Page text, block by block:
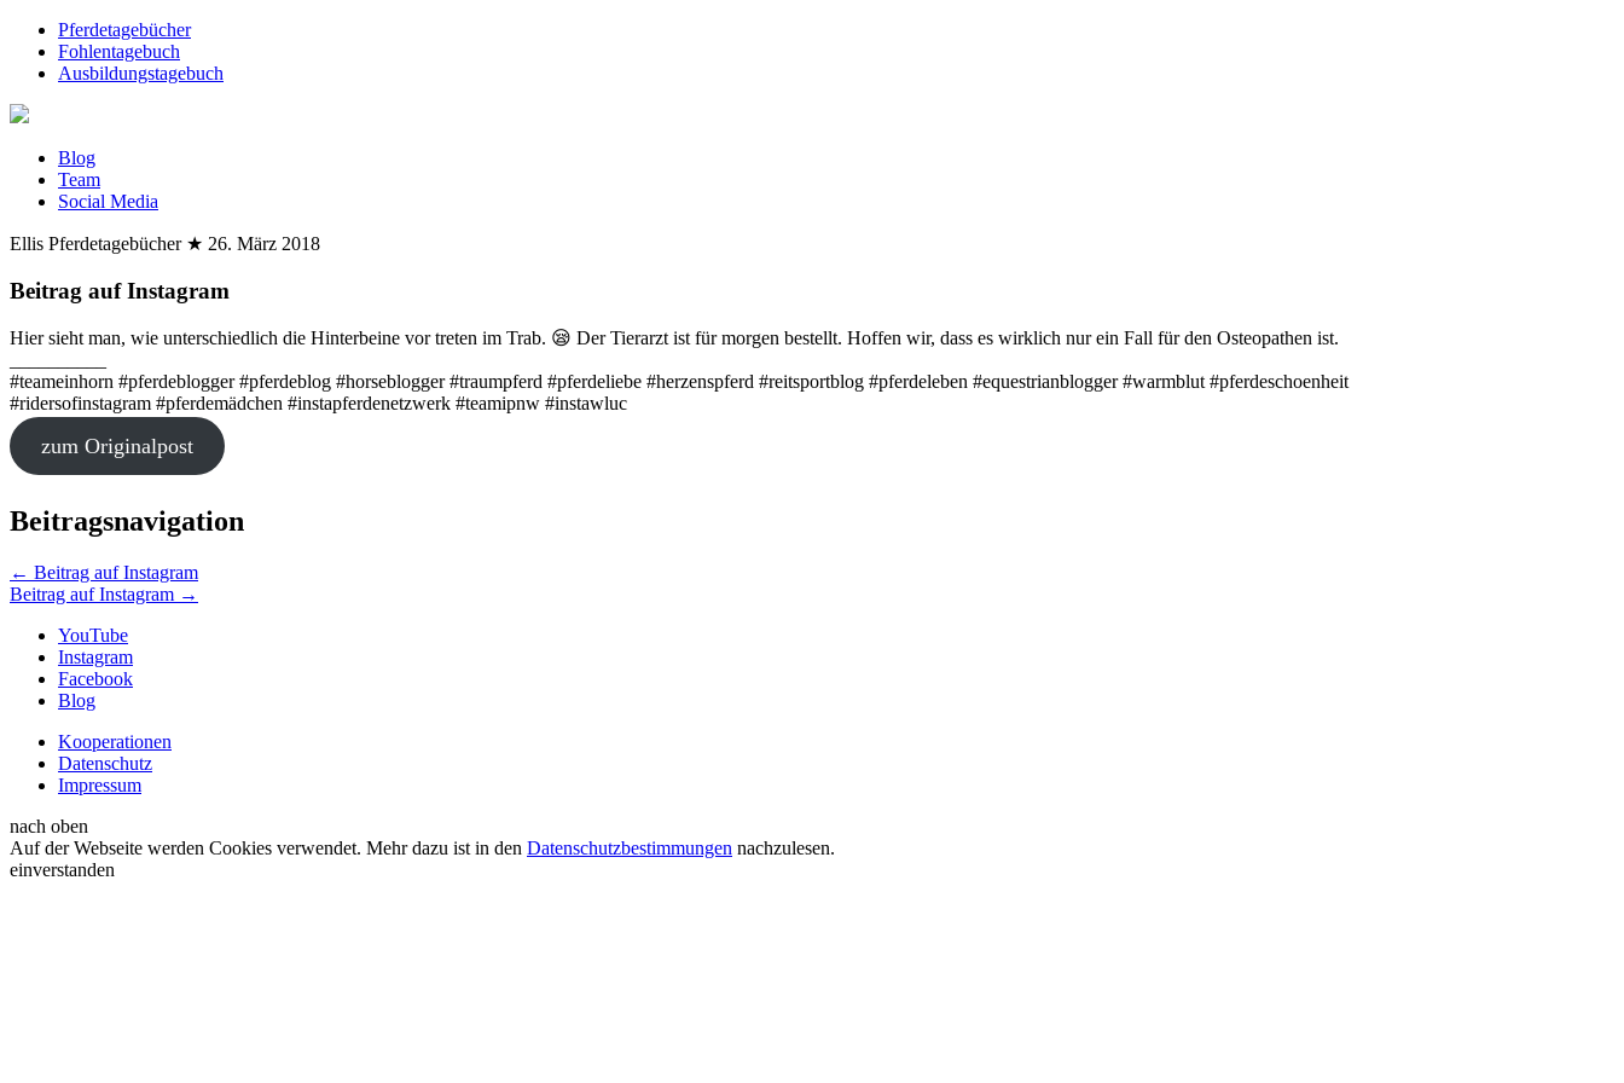
Pferdetagebücher
Fohlentagebuch
Ausbildungstagebuch
Blog
Team
Social Media
Ellis Pferdetagebücher ★ 26. März 2018
Beitrag auf Instagram
Hier sieht man, wie unterschiedlich die Hinterbeine vor treten im Trab. 😪 Der Tierarzt ist für morgen bestellt. Hoffen wir, dass es wirklich nur ein Fall für den Osteopathen ist.
#teameinhorn #pferdeblogger #pferdeblog #horseblogger #traumpferd #pferdeliebe #herzenspferd #reitsportblog #pferdeleben #equestrianblogger #warmblut #pferdeschoenheit
#ridersofinstagram #pferdemädchen #instapferdenetzwerk #teamipnw #instawluc
zum Originalpost
Beitragsnavigation
← Beitrag auf Instagram
Beitrag auf Instagram →
YouTube
Instagram
Facebook
Blog
Kooperationen
Datenschutz
Impressum
nach oben
Auf der Webseite werden Cookies verwendet. Mehr dazu ist in den Datenschutzbestimmungen nachzulesen.
einverstanden